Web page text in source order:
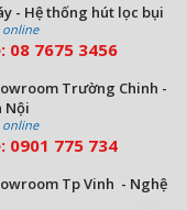
- Hệ thống hút lọc bụi
online
08 7675 3456
Trường Chinh -
Nội
online
0901 775 734
Tp Vinh - Nghệ